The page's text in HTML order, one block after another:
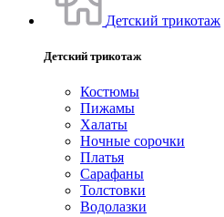
Детский трикотаж
Детский трикотаж
Костюмы
Пижамы
Халаты
Ночные сорочки
Платья
Сарафаны
Толстовки
Водолазки